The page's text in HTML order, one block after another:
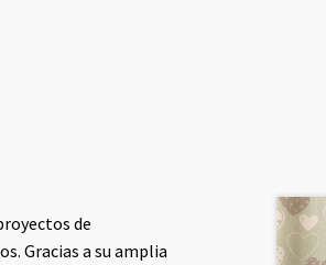
de
Gracias a su amplia